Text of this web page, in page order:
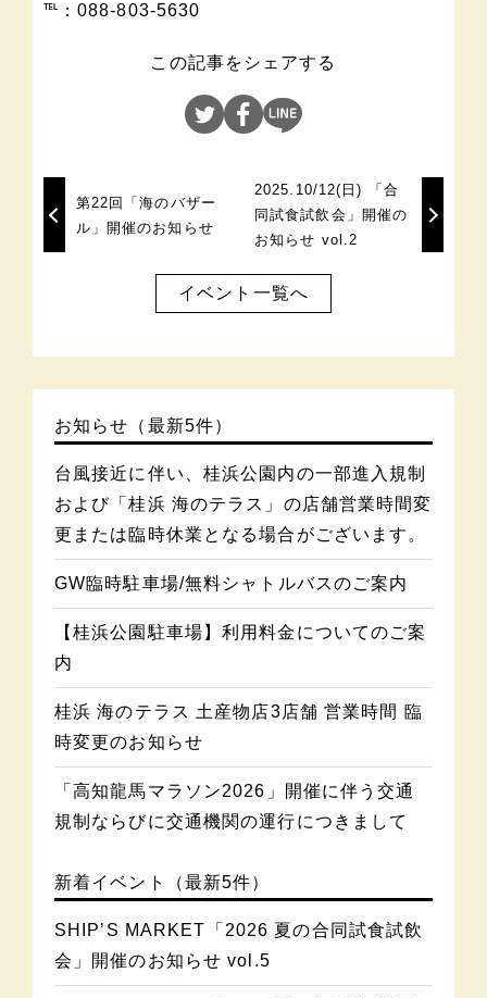
℡：088-803-5630
この記事をシェアする
第22回「海のバザー
ル」開催のお知らせ
2025.10/12(日) 「合
同試食試飲会」開催の
お知らせ vol.2
イベント一覧へ
お知らせ（最新5件）
台風接近に伴い、桂浜公園内の一部進入規制
および「桂浜 海のテラス」の店舗営業時間変
更または臨時休業となる場合がございます。
GW臨時駐車場/無料シャトルバスのご案内
【桂浜公園駐車場】利用料金についてのご案
内
桂浜 海のテラス 土産物店3店舗 営業時間 臨
時変更のお知らせ
「高知龍馬マラソン2026」開催に伴う交通
規制ならびに交通機関の運行につきまして
新着イベント（最新5件）
SHIP’S MARKET「2026 夏の合同試食試飲
会」開催のお知らせ vol.5